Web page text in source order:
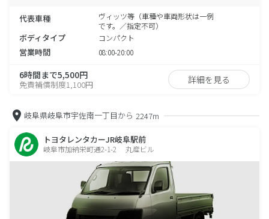
代表車種
ヴィッツ等（車種や車両形状は一例
です。／指定不可）
ボディタイプ コンパクト
営業時間 08:00-20:00
6時間まで5,500円
免責補償制度1,100円 詳細を見る
岐阜県岐阜市宇佐南一丁目から 2247m
トヨタレンタカーJR岐阜駅前
岐阜市加納栄町通2-1-2 丸産ビル